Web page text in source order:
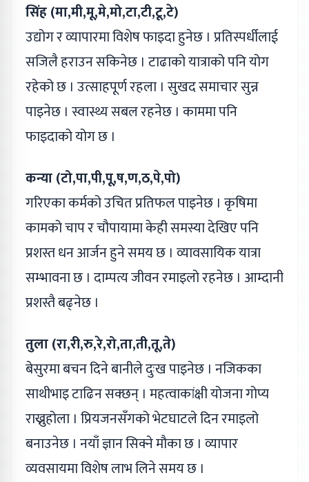
सिंह (मा,मी,मू,मे,मो,टा,टी,टू,टे)
उद्योग र व्यापारमा विशेष फाइदा हुनेछ । प्रतिस्पर्धीलाई
सजिलै हराउन सकिनेछ । टाढाको यात्राको पनि योग
रहेको छ । उत्साहपूर्ण रहला । सुखद समाचार सुन्न
पाइनेछ । स्वास्थ्य सबल रहनेछ । काममा पनि
फाइदाको योग छ ।
कन्या (टो,पा,पी,पू,ष,ण,ठ,पे,पो)
गरिएका कर्मको उचित प्रतिफल पाइनेछ । कृषिमा
कामको चाप र चौपायामा केही समस्या देखिए पनि
प्रशस्त धन आर्जन हुने समय छ । व्यावसायिक यात्रा
सम्भावना छ । दाम्पत्य जीवन रमाइलो रहनेछ । आम्दानी
प्रशस्तै बढ्नेछ ।
तुला (रा,री,रु,रे,रो,ता,ती,तू,ते)
बेसुरमा बचन दिने बानीले दुःख पाइनेछ । नजिकका
साथीभाइ टाढिन सक्छन् । महत्वाकांक्षी योजना गोप्य
राख्नुहोला । प्रियजनसँगको भेटघाटले दिन रमाइलो
बनाउनेछ । नयाँ ज्ञान सिक्ने मौका छ । व्यापार
व्यवसायमा विशेष लाभ लिने समय छ ।